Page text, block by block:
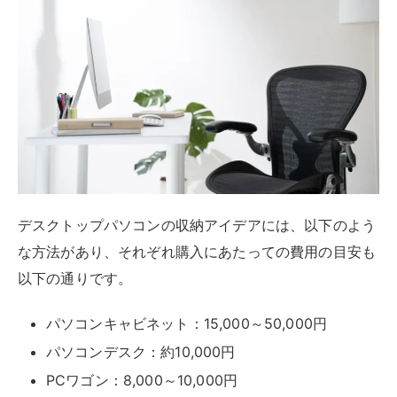
デスクトップパソコンの収納アイデアには、以下のよう
な方法があり、それぞれ購入にあたっての費用の目安も
以下の通りです。
パソコンキャビネット：15,000～50,000円
パソコンデスク：約10,000円
PCワゴン：8,000～10,000円